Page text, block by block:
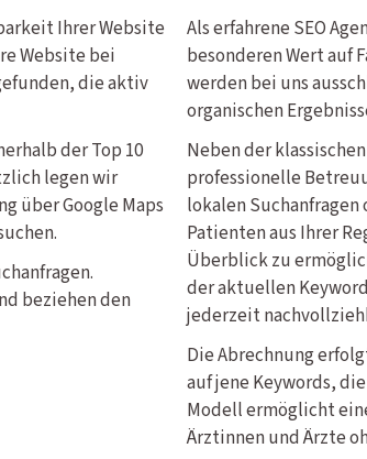
Ihrer Website
Website bei
die aktiv
der Top 10
legen wir
über Google Maps
beziehen den
Als erfahrene SEO
besonderen Wert auf
werden bei uns
organischen
Neben der
professionelle
lokalen
Patienten aus Ihrer
Überblick zu
der aktuellen
jederzeit
Die Abrechnung
auf jene Keywords,
Modell ermöglicht
Ärztinnen und Ärzte